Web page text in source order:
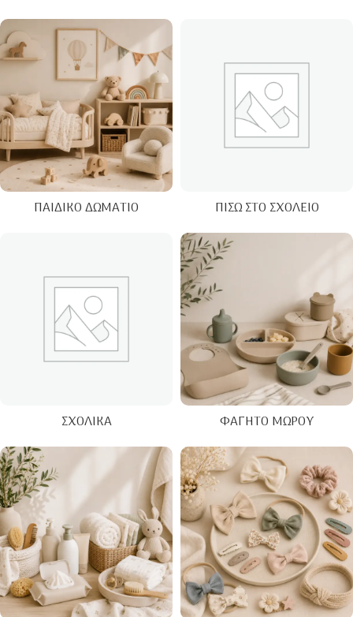
ΠΑΙΔΙΚΌ ΔΩΜΆΤΙΟ ΠΊΣΩ ΣΤΟ ΣΧΟΛΕΊΟ
ΣΧΟΛΙΚΆ ΦΑΓΗΤΌ ΜΩΡΟΎ